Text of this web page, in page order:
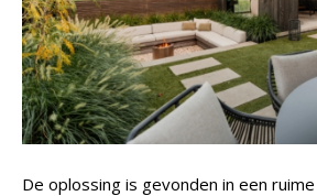
De oplossing is gevonden in een